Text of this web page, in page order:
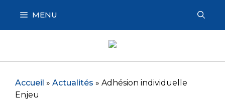
contenu
MENU
Accueil » Actualités » Adhésion individuelle
Enjeu